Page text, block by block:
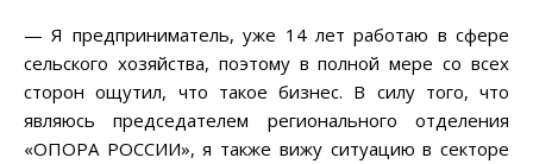
— Я предприниматель, уже 14 лет работаю в сфере
сельского хозяйства, поэтому в полной мере со всех
сторон ощутил, что такое бизнес. В силу того, что
являюсь председателем регионального отделения
«ОПОРА РОССИИ», я также вижу ситуацию в секторе